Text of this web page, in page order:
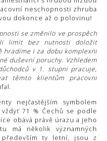
neschopnosti zhruba
dokonce až o polovinu!
se změnilo ve prospěch
limit bez nutnosti doložit
hradíme i za dobu komplexní
duševní poruchy. Vzhledem
v 1. stupni pracuje,
těmto klientům pracovní
nejčastějším symbolem
71 % Čechů se podle
obává právě úrazu a jeho
má několik významných
především ty letní, jsou z